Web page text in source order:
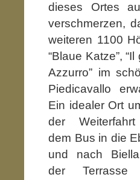
dieses Ortes
verschmerzen,
weiteren 1100
“Blaue Katze”, “Il
Azzurro” im
Piedicavallo
Ein idealer Ort
der
dem Bus in die
und nach
der Terrasse